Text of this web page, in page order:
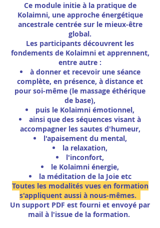
Ce module initie à la pratique de
Kolaimni, une approche énergétique
ancestrale centrée sur le mieux-être
global.
Les participants découvrent les
fondements de Kolaimni et apprennent,
entre autre :
à donner et recevoir une séance
complète, en présence, à distance et
pour soi-même (le massage éthérique
de base),
puis le Kolaimni émotionnel,
ainsi que des séquences visant à
accompagner les sautes d'humeur,
l'apaisement du mental,
la relaxation,
l'inconfort,
le Kolaimni énergie,
la méditation de la Joie etc
Toutes les modalités vues en formation
s'appliquent aussi à nous-mêmes.
Un support PDF est fourni et envoyé par
mail à l'issue de la formation.